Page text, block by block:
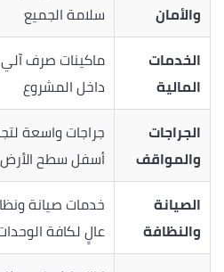
والأمان
سلامة الجميع
الخدمات
المالية
داخل المشروع
الجراجات
والمواقف
جراجات واسعة
أسفل سطح الأرض
الصيانة
والنظافة
خدمات صيانة
عالٍ لكافة